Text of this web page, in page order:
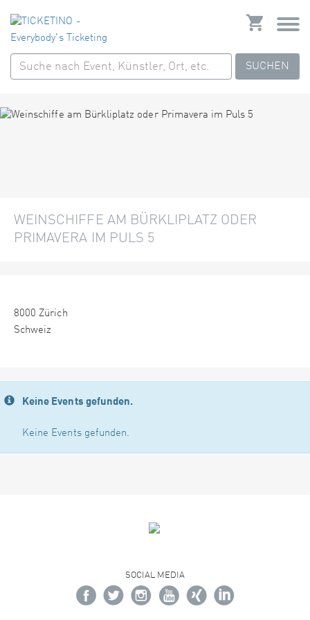
SUCHEN
WEINSCHIFFE AM BÜRKLIPLATZ ODER
PRIMAVERA IM PULS 5
8000 Zürich
Schweiz
Keine Events gefunden.
Keine Events gefunden.
SOCIAL MEDIA